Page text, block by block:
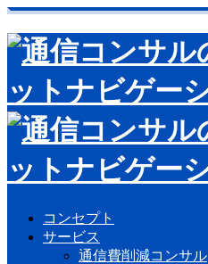
コンセプト
サービス
通信費削減コンサル